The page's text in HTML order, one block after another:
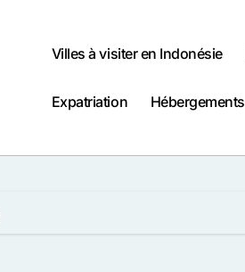
Villes à visiter en Indonésie
Expatriation Hébergements